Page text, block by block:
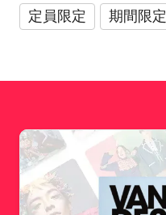
定員限定
期間限定